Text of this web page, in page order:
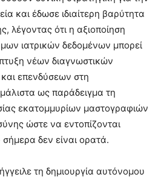
και έδωσε ιδιαίτερη βαρύτητα
λέγοντας ότι η αξιοποίηση
ιατρικών δεδομένων μπορεί
νέων διαγνωστικών
επενδύσεων στη
ως παράδειγμα τη
εκατομμυρίων μαστογραφιών
ώστε να εντοπίζονται
δεν είναι ορατά.
τη δημιουργία αυτόνομου